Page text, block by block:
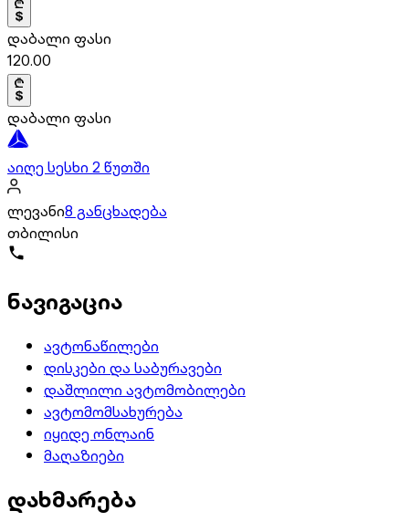
დაბალი ფასი
120.00
დაბალი ფასი
აიღე სესხი 2 წუთში
ლევანი8 განცხადება
თბილისი
ნავიგაცია
ავტონაწილები
დისკები და საბურავები
დაშლილი ავტომობილები
ავტომომსახურება
იყიდე ონლაინ
მაღაზიები
დახმარება